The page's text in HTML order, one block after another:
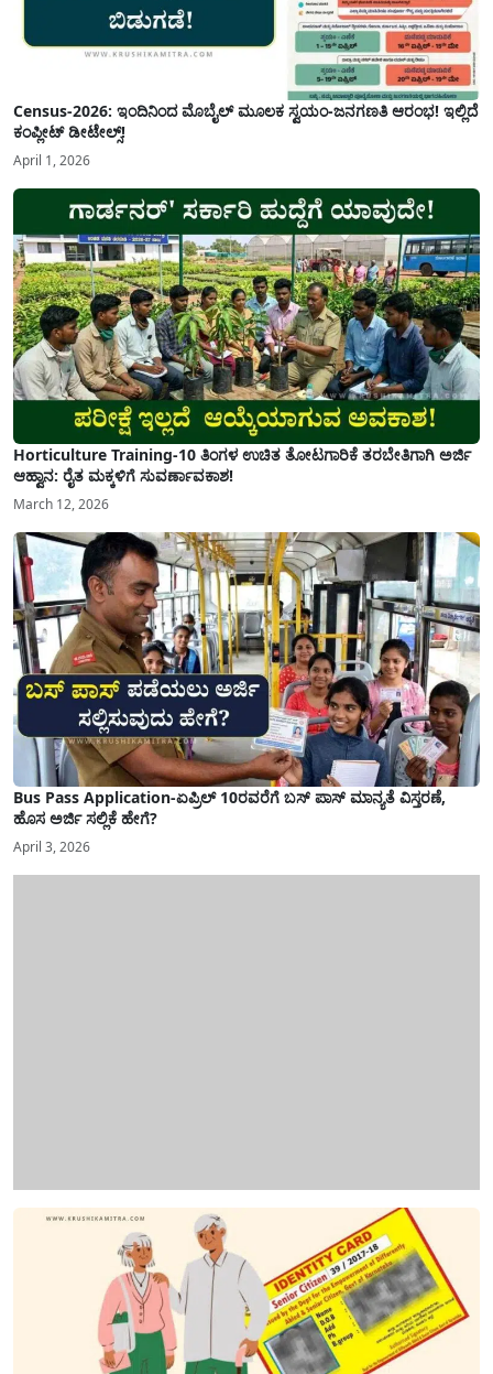
Census-2026: ಇಂದಿನಿಂದ ಮೊಬೈಲ್ ಮೂಲಕ ಸ್ವಯಂ-ಜನಗಣತಿ ಆರಂಭ! ಇಲ್ಲಿದೆ
ಕಂಪ್ಲೀಟ್ ಡೀಟೇಲ್ಸ್!
April 1, 2026
Horticulture Training-10 ತಿಂಗಳ ಉಚಿತ ತೋಟಗಾರಿಕೆ ತರಬೇತಿಗಾಗಿ ಅರ್ಜಿ
ಆಹ್ವಾನ: ರೈತ ಮಕ್ಕಳಿಗೆ ಸುವರ್ಣಾವಕಾಶ!
March 12, 2026
Bus Pass Application-ಏಪ್ರಿಲ್ 10ರವರೆಗೆ ಬಸ್ ಪಾಸ್ ಮಾನ್ಯತೆ ವಿಸ್ತರಣೆ,
ಹೊಸ ಅರ್ಜಿ ಸಲ್ಲಿಕೆ ಹೇಗೆ?
April 3, 2026